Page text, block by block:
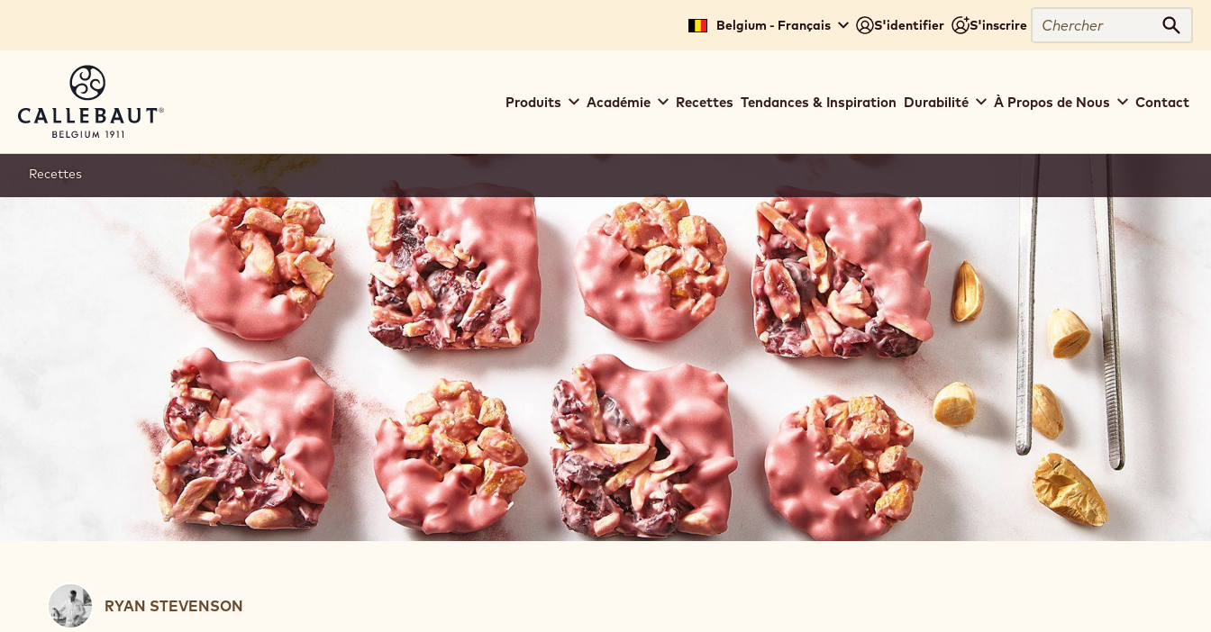
Belgium - Français S'identifier S'inscrire
Chercher
navigation
Produits Académie Recettes Tendances & Inspiration Durabilité À Propos de Nous Contact
Recettes
Ryan
Stevenson
RYAN STEVENSON